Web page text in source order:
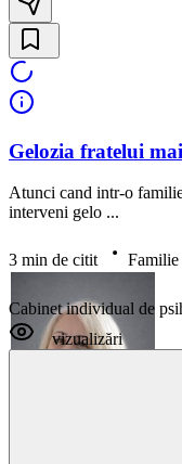
Gelozia fratelui
Atunci cand intr-o
interveni gelo ...
3 min de citit Familie
Cabinet individual de
vizualizări